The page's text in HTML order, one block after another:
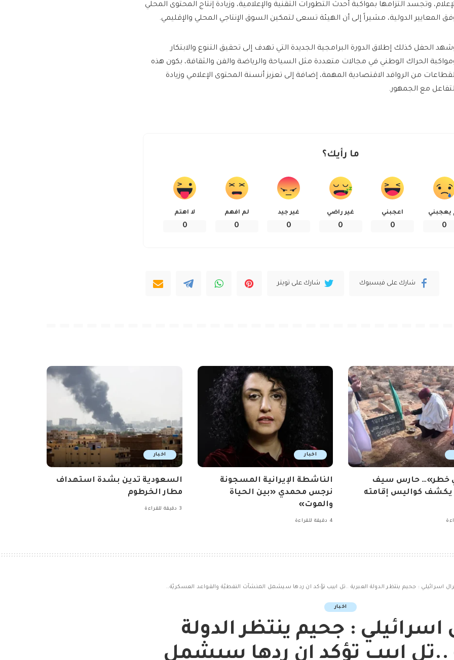
وتجسد التزامها بمواكبة أحدث التطورات التقنية والإعلامية، وزيادة إنتاج المحتوى المحلي
المعايير الدولية، مشيراً إلى أن الهيئة تسعى لتمكين السوق الإنتاجي المحلي والإقليمي.
الحفل كذلك إطلاق الدورة البرامجية الجديدة التي تهدف إلى تحقيق التنوع والابتكار
الحراك الوطني في مجالات متعددة مثل السياحة والرياضة والفن والثقافة، بكون هذه
من الروافد الاقتصادية المهمة، إضافة إلى تعزيز أنسنة المحتوى الإعلامي وزيادة
مع الجمهور.
ما رأيك؟
يعجبني
0
اعجبني
0
غير راضي
0
غير جيد
0
لم افهم
0
لا اهتم
0
شارك على فيسبوك شارك على تويتر
خطر»… حارس سيف
يكشف كواليس إقامته
اخبار
الناشطة الإيرانية المسجونة
نرجس محمدي «بين الحياة
والموت»
4 دقيقة للقراءة
اخبار
السعودية تدين بشدة استهداف
مطار الخرطوم
3 دقيقة للقراءة
اسرائيلي : جحيم ينتظر الدولة العبرية ..تل ابيب تؤكد ان ردها سيشمل المنشآت النفطيّة والقواعد العسكريّة..
اخبار
اسرائيلي : جحيم ينتظر الدولة
..تل ابيب تؤكد ان ردها سيشمل